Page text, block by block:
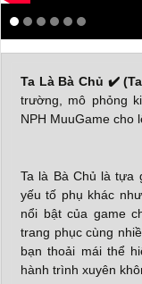
Ta Là Bà Chủ ✔️
trường, mô phỏng
NPH MuuGame cho
Ta là Bà Chủ là tựa
yếu tố phụ khác
nổi bật của game
trang phục cùng
bạn thoải mái thể
hành trình xuyên